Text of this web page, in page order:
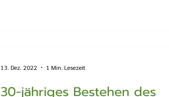
30-jähriges Bestehen des
13. Dez. 2022 1 Min. Lesezeit